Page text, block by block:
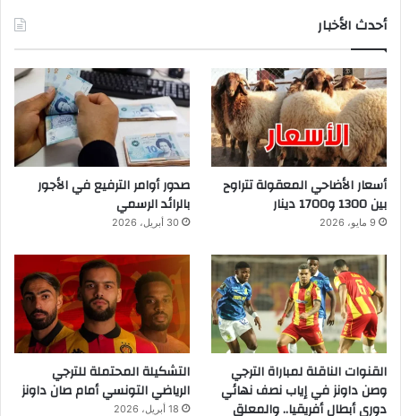
أحدث الأخبار
أسعار الأضاحي المعقولة تتراوح
بين 1300 و1700 دينار
9 مايو، 2026
صدور أوامر الترفيع في الأجور
بالرائد الرسمي
30 أبريل، 2026
القنوات الناقلة لمباراة الترجي
وصن داونز في إياب نصف نهائي
دوري أبطال أفريقيا.. والمعلق
التشكيلة المحتملة للترجي
الرياضي التونسي أمام صان داونز
18 أبريل، 2026